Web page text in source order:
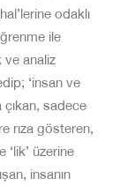
odaklı
ile
ve analiz
‘insan ve
sadece
rıza gösteren,
‘lik’ üzerine
insanın